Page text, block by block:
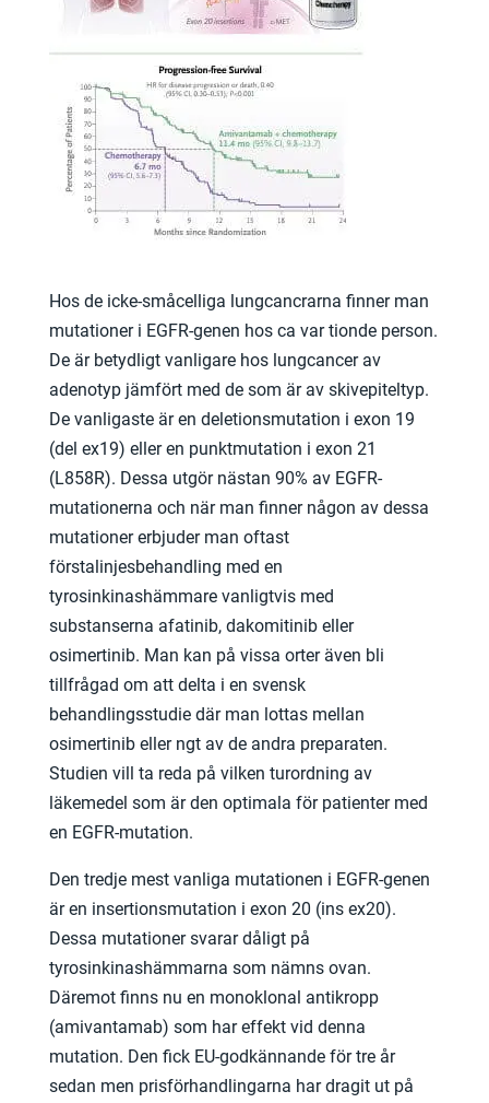
Hos de icke-småcelliga lungcancrarna finner man
mutationer i EGFR-genen hos ca var tionde person.
De är betydligt vanligare hos lungcancer av
adenotyp jämfört med de som är av skivepiteltyp.
De vanligaste är en deletionsmutation i exon 19
(del ex19) eller en punktmutation i exon 21
(L858R). Dessa utgör nästan 90% av EGFR-
mutationerna och när man finner någon av dessa
mutationer erbjuder man oftast
förstalinjesbehandling med en
tyrosinkinashämmare vanligtvis med
substanserna afatinib, dakomitinib eller
osimertinib. Man kan på vissa orter även bli
tillfrågad om att delta i en svensk
behandlingsstudie där man lottas mellan
osimertinib eller ngt av de andra preparaten.
Studien vill ta reda på vilken turordning av
läkemedel som är den optimala för patienter med
en EGFR-mutation.
Den tredje mest vanliga mutationen i EGFR-genen
är en insertionsmutation i exon 20 (ins ex20).
Dessa mutationer svarar dåligt på
tyrosinkinashämmarna som nämns ovan.
Däremot finns nu en monoklonal antikropp
(amivantamab) som har effekt vid denna
mutation. Den fick EU-godkännande för tre år
sedan men prisförhandlingarna har dragit ut på